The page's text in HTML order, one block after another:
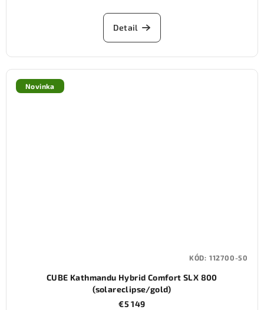
Detail
Novinka
CUBE Kathmandu Hybrid Comfort SLX 800
(solareclipse/gold)
€5 149
KÓD: 112700-50